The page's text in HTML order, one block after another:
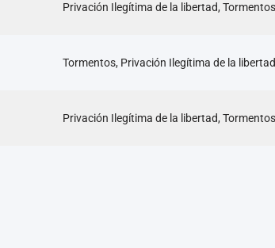
Privación Ilegítima de la libertad, Tormentos
Tormentos, Privación Ilegítima de la libertad
Privación Ilegítima de la libertad, Tormentos